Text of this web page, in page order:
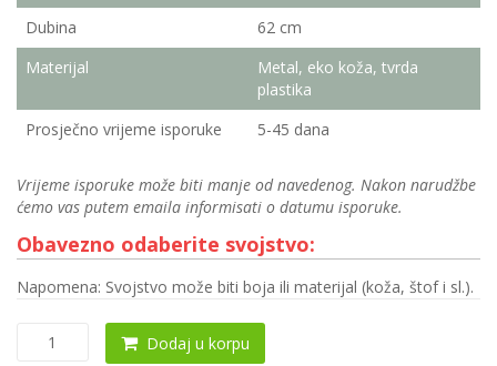
Dubina
62 cm
Materijal
Metal, eko koža, tvrda
plastika
Prosječno vrijeme isporuke
5-45 dana
Vrijeme isporuke može biti manje od navedenog. Nakon narudžbe
ćemo vas putem emaila informisati o datumu isporuke.
Obavezno odaberite svojstvo:
Napomena: Svojstvo može biti boja ili materijal (koža, štof i sl.).
Kancelarijska
stolica
Dodaj u korpu